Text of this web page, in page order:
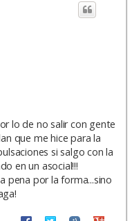
lo de no salir con gente
que me hice para la
si salgo con la
en un asocial!!!
pena por la forma...sino